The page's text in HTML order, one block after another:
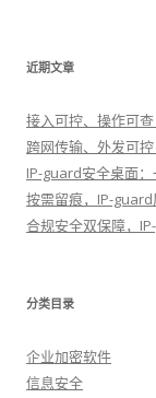
近期文章
接入可控、操作可
跨网传输、外发可
IP-guard安全桌面
按需留痕，IP-
合规安全双保障，
分类目录
企业加密软件
信息安全